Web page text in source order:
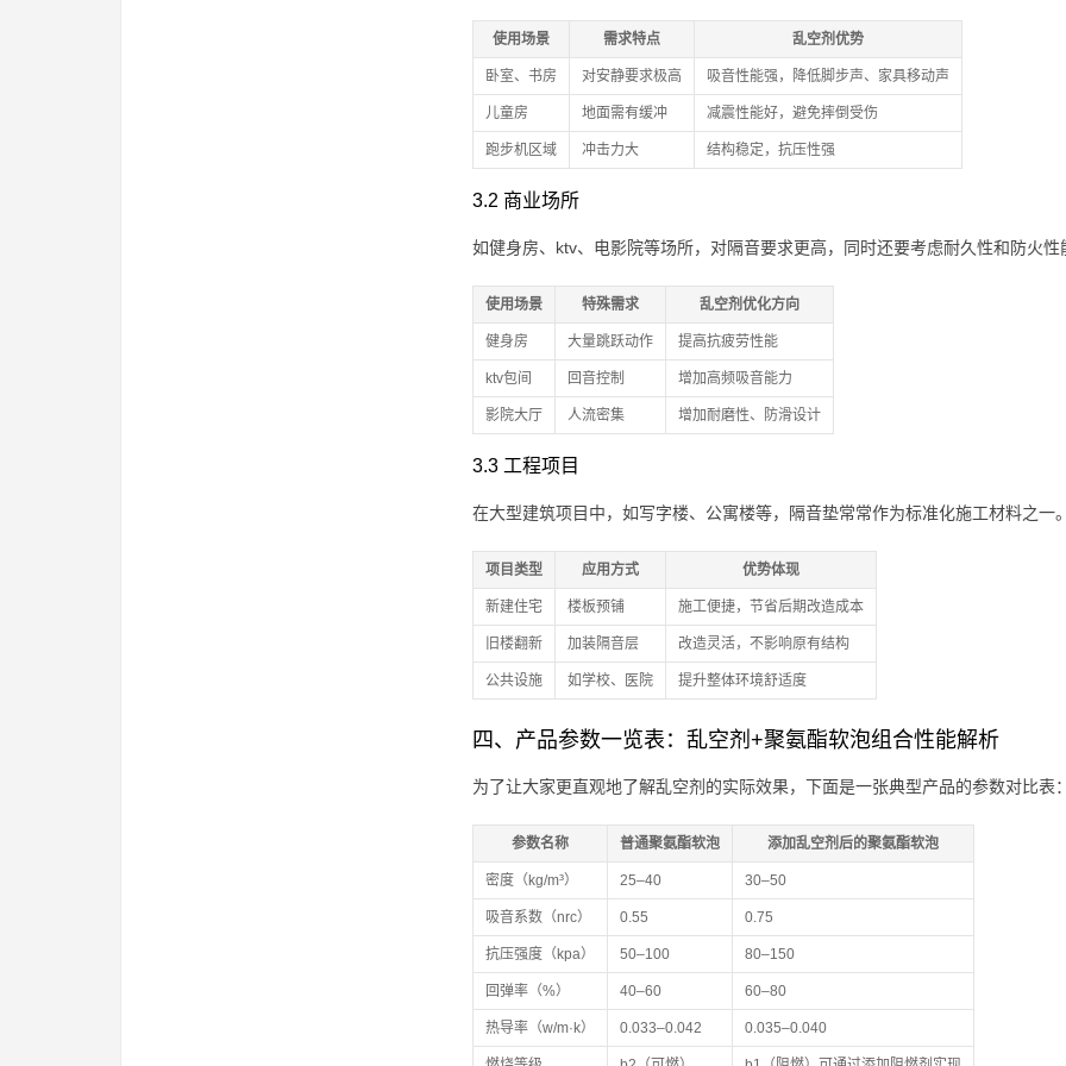
使用场景 需求特点 乱空剂优势
卧室、书房 对安静要求极高 吸音性能强，降低脚步声、家具移动声
儿童房 地面需有缓冲 减震性能好，避免摔倒受伤
跑步机区域 冲击力大 结构稳定，抗压性强
3.2 商业场所
如健身房、ktv、电影院等场所，对隔音要求更高，同时还要考虑耐久性和防火性
使用场景 特殊需求 乱空剂优化方向
健身房 大量跳跃动作 提高抗疲劳性能
ktv包间 回音控制 增加高频吸音能力
影院大厅 人流密集 增加耐磨性、防滑设计
3.3 工程项目
在大型建筑项目中，如写字楼、公寓楼等，隔音垫常常作为标准化施工材料之一
项目类型 应用方式 优势体现
新建住宅 楼板预铺 施工便捷，节省后期改造成本
旧楼翻新 加装隔音层 改造灵活，不影响原有结构
公共设施 如学校、医院 提升整体环境舒适度
四、产品参数一览表：乱空剂+聚氨酯软泡组合性能解析
为了让大家更直观地了解乱空剂的实际效果，下面是一张典型产品的参数对比表
参数名称 普通聚氨酯软泡 添加乱空剂后的聚氨酯软泡
密度（kg/m³） 25–40 30–50
吸音系数（nrc） 0.55 0.75
抗压强度（kpa） 50–100 80–150
回弹率（%） 40–60 60–80
热导率（w/m·k） 0.033–0.042 0.035–0.040